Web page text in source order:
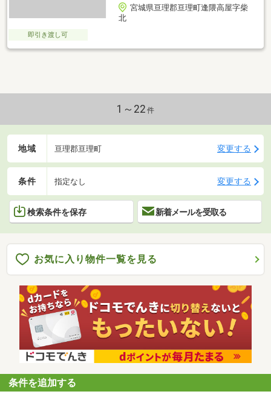
宮城県亘理郡亘理町逢隈高屋字柴
北
即引き渡し可
1～22 件
地域 亘理郡亘理町 変更する
条件 指定なし 変更する
検索条件を保存 新着メールを受取る
お気に入り物件一覧を見る
条件を追加する